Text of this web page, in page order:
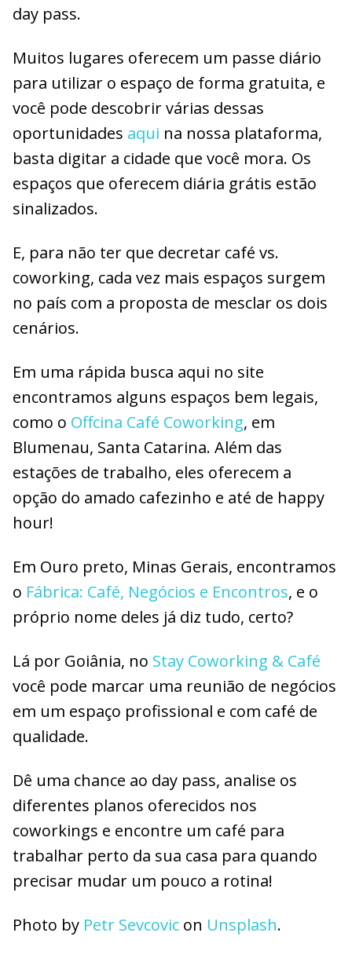
day pass.
Muitos lugares oferecem um passe diário
para utilizar o espaço de forma gratuita, e
você pode descobrir várias dessas
oportunidades aqui na nossa plataforma,
basta digitar a cidade que você mora. Os
espaços que oferecem diária grátis estão
sinalizados.
E, para não ter que decretar café vs.
coworking, cada vez mais espaços surgem
no país com a proposta de mesclar os dois
cenários.
Em uma rápida busca aqui no site
encontramos alguns espaços bem legais,
como o Offcina Café Coworking, em
Blumenau, Santa Catarina. Além das
estações de trabalho, eles oferecem a
opção do amado cafezinho e até de happy
hour!
Em Ouro preto, Minas Gerais, encontramos
o Fábrica: Café, Negócios e Encontros, e o
próprio nome deles já diz tudo, certo?
Lá por Goiânia, no Stay Coworking & Café
você pode marcar uma reunião de negócios
em um espaço profissional e com café de
qualidade.
Dê uma chance ao day pass, analise os
diferentes planos oferecidos nos
coworkings e encontre um café para
trabalhar perto da sua casa para quando
precisar mudar um pouco a rotina!
Photo by Petr Sevcovic on Unsplash.